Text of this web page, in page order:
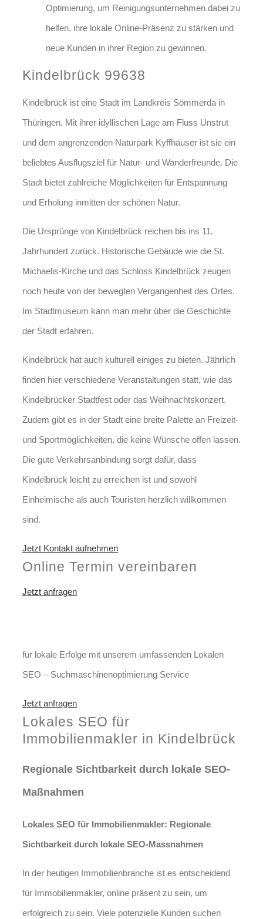
Optimierung, um Reinigungsunternehmen dabei zu
helfen, ihre lokale Online-Präsenz zu stärken und
neue Kunden in ihrer Region zu gewinnen.
Kindelbrück 99638
Kindelbrück ist eine Stadt im Landkreis Sömmerda in
Thüringen. Mit ihrer idyllischen Lage am Fluss Unstrut
und dem angrenzenden Naturpark Kyffhäuser ist sie ein
beliebtes Ausflugsziel für Natur- und Wanderfreunde. Die
Stadt bietet zahlreiche Möglichkeiten für Entspannung
und Erholung inmitten der schönen Natur.
Die Ursprünge von Kindelbrück reichen bis ins 11.
Jahrhundert zurück. Historische Gebäude wie die St.
Michaelis-Kirche und das Schloss Kindelbrück zeugen
noch heute von der bewegten Vergangenheit des Ortes.
Im Stadtmuseum kann man mehr über die Geschichte
der Stadt erfahren.
Kindelbrück hat auch kulturell einiges zu bieten. Jährlich
finden hier verschiedene Veranstaltungen statt, wie das
Kindelbrücker Stadtfest oder das Weihnachtskonzert.
Zudem gibt es in der Stadt eine breite Palette an Freizeit-
und Sportmöglichkeiten, die keine Wünsche offen lassen.
Die gute Verkehrsanbindung sorgt dafür, dass
Kindelbrück leicht zu erreichen ist und sowohl
Einheimische als auch Touristen herzlich willkommen
sind.
Jetzt Kontakt aufnehmen
Online Termin vereinbaren
Jetzt anfragen
für lokale Erfolge mit unserem umfassenden Lokalen
SEO – Suchmaschinenoptimierung Service
Jetzt anfragen
Lokales SEO für
Immobilienmakler in Kindelbrück
Regionale Sichtbarkeit durch lokale SEO-
Maßnahmen
Lokales SEO für Immobilienmakler: Regionale
Sichtbarkeit durch lokale SEO-Massnahmen
In der heutigen Immobilienbranche ist es entscheidend
für Immobilienmakler, online präsent zu sein, um
erfolgreich zu sein. Viele potenzielle Kunden suchen